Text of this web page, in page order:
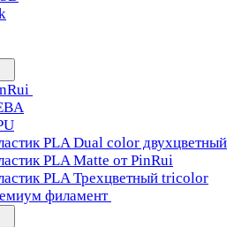
PLA Dual color двухцветный
PLA Matte от PinRui
PLA Трехцветный tricolor
филамент